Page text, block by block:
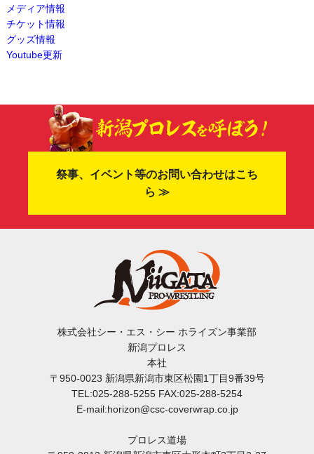
メディア情報
チケット情報
グッズ情報
Youtube更新
祭事、イベント等のお問い合わせはこち
ら ≫
株式会社シー・エス・シー ホライズン事業部
新潟プロレス
本社
〒950-0023 新潟県新潟市東区松園1丁目9番39号
TEL:025-288-5255 FAX:025-288-5254
E-mail:horizon@csc-coverwrap.co.jp
プロレス道場